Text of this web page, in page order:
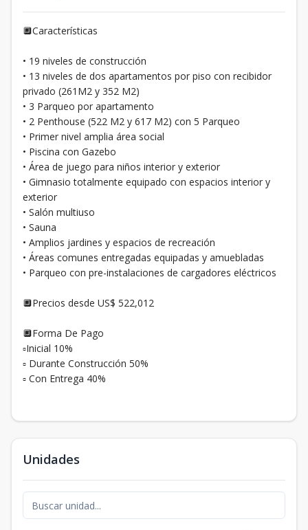
🔲Características
• 19 niveles de construcción
• 13 niveles de dos apartamentos por piso con recibidor
privado (261M2 y 352 M2)
• 3 Parqueo por apartamento
• 2 Penthouse (522 M2 y 617 M2) con 5 Parqueo
• Primer nivel amplia área social
• Piscina con Gazebo
• Área de juego para niños interior y exterior
• Gimnasio totalmente equipado con espacios interior y
exterior
• Salón multiuso
• Sauna
• Amplios jardines y espacios de recreación
• Áreas comunes entregadas equipadas y amuebladas
• Parqueo con pre-instalaciones de cargadores eléctricos
🔲Precios desde US$ 522,012
🔲Forma De Pago
▫Inicial 10%
▫ Durante Construcción 50%
▫ Con Entrega 40%
Unidades